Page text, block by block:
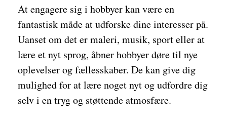
At engagere sig i hobbyer kan være en
fantastisk måde at udforske dine interesser på.
Uanset om det er maleri, musik, sport eller at
lære et nyt sprog, åbner hobbyer døre til nye
oplevelser og fællesskaber. De kan give dig
mulighed for at lære noget nyt og udfordre dig
selv i en tryg og støttende atmosfære.